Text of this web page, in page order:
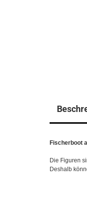
Fischerboot
Die Figuren
Deshalb